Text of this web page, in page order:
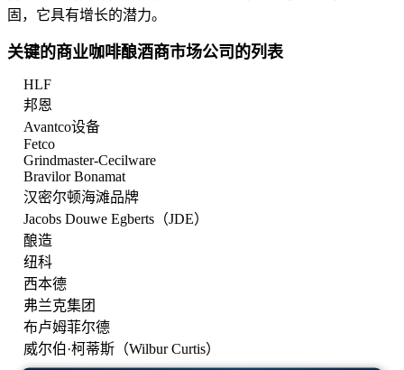
固，它具有增长的潜力。
关键的商业咖啡酿酒商市场公司的列表
HLF
邦恩
Avantco设备
Fetco
Grindmaster-Cecilware
Bravilor Bonamat
汉密尔顿海滩品牌
Jacobs Douwe Egberts（JDE）
酿造
纽科
西本德
弗兰克集团
布卢姆菲尔德
威尔伯·柯蒂斯（Wilbur Curtis）